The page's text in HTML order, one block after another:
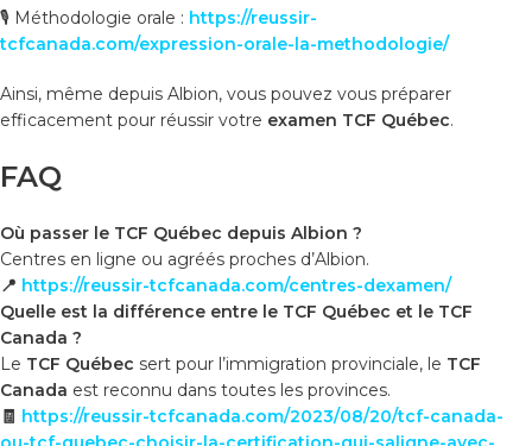
🎙️ Méthodologie orale : https://reussir-
tcfcanada.com/expression-orale-la-methodologie/
Ainsi, même depuis Albion, vous pouvez vous préparer
efficacement pour réussir votre examen TCF Québec.
FAQ
Où passer le TCF Québec depuis Albion ?
Centres en ligne ou agréés proches d’Albion.
📍 https://reussir-tcfcanada.com/centres-dexamen/
Quelle est la différence entre le TCF Québec et le TCF
Canada ?
Le TCF Québec sert pour l’immigration provinciale, le TCF
Canada est reconnu dans toutes les provinces.
🧾 https://reussir-tcfcanada.com/2023/08/20/tcf-canada-